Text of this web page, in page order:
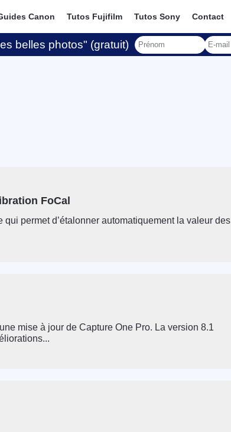
Canon Tutos Fujifilm Tutos Sony Contact
belles photos" (gratuit)
FoCal
qui permet d’étalonner automatiquement la valeur des
mise à jour de Capture One Pro. La version 8.1